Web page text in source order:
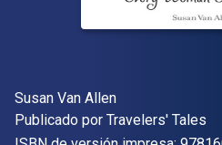
Autor(es)
Susan Van Allen
Editor
Publicado por Travelers' Tales